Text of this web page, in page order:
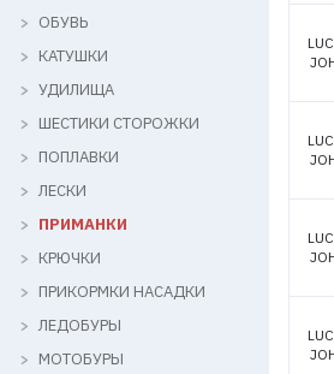
ОБУВЬ
КАТУШКИ
УДИЛИЩА
ШЕСТИКИ СТОРОЖКИ
ПОПЛАВКИ
ЛЕСКИ
ПРИМАНКИ
КРЮЧКИ
ПРИКОРМКИ НАСАДКИ
ЛЕДОБУРЫ
МОТОБУРЫ